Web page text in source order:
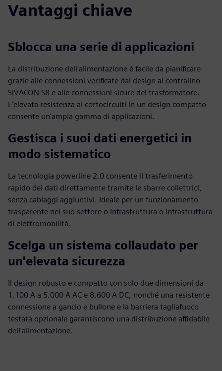
Vantaggi chiave
Sblocca una serie di applicazioni
La distribuzione dell'alimentazione è facile da pianificare
grazie alle connessioni verificate dal design al centralino
SIVACON S8 e alle connessioni sicure del trasformatore.
L'elevata resistenza ai cortocircuiti in un design compatto
consente un'ampia gamma di applicazioni.
Gestisca i suoi dati energetici in
modo sistematico
La tecnologia powerline 2.0 consente il trasferimento
rapido dei dati direttamente tramite le sbarre collettrici,
senza cablaggi aggiuntivi. Ideale per un funzionamento
trasparente nel suo settore o infrastruttura o infrastruttura
di elettromobilità.
Scelga un sistema collaudato per
un'elevata sicurezza
Il design robusto e compatto con solo due dimensioni da
1.100 A a 5.000 A AC e 8.600 A DC, nonché una resistente
connessione a gancio e bullone e la barriera tagliafuoco
testata opzionale garantiscono una distribuzione affidabile
dell'alimentazione.